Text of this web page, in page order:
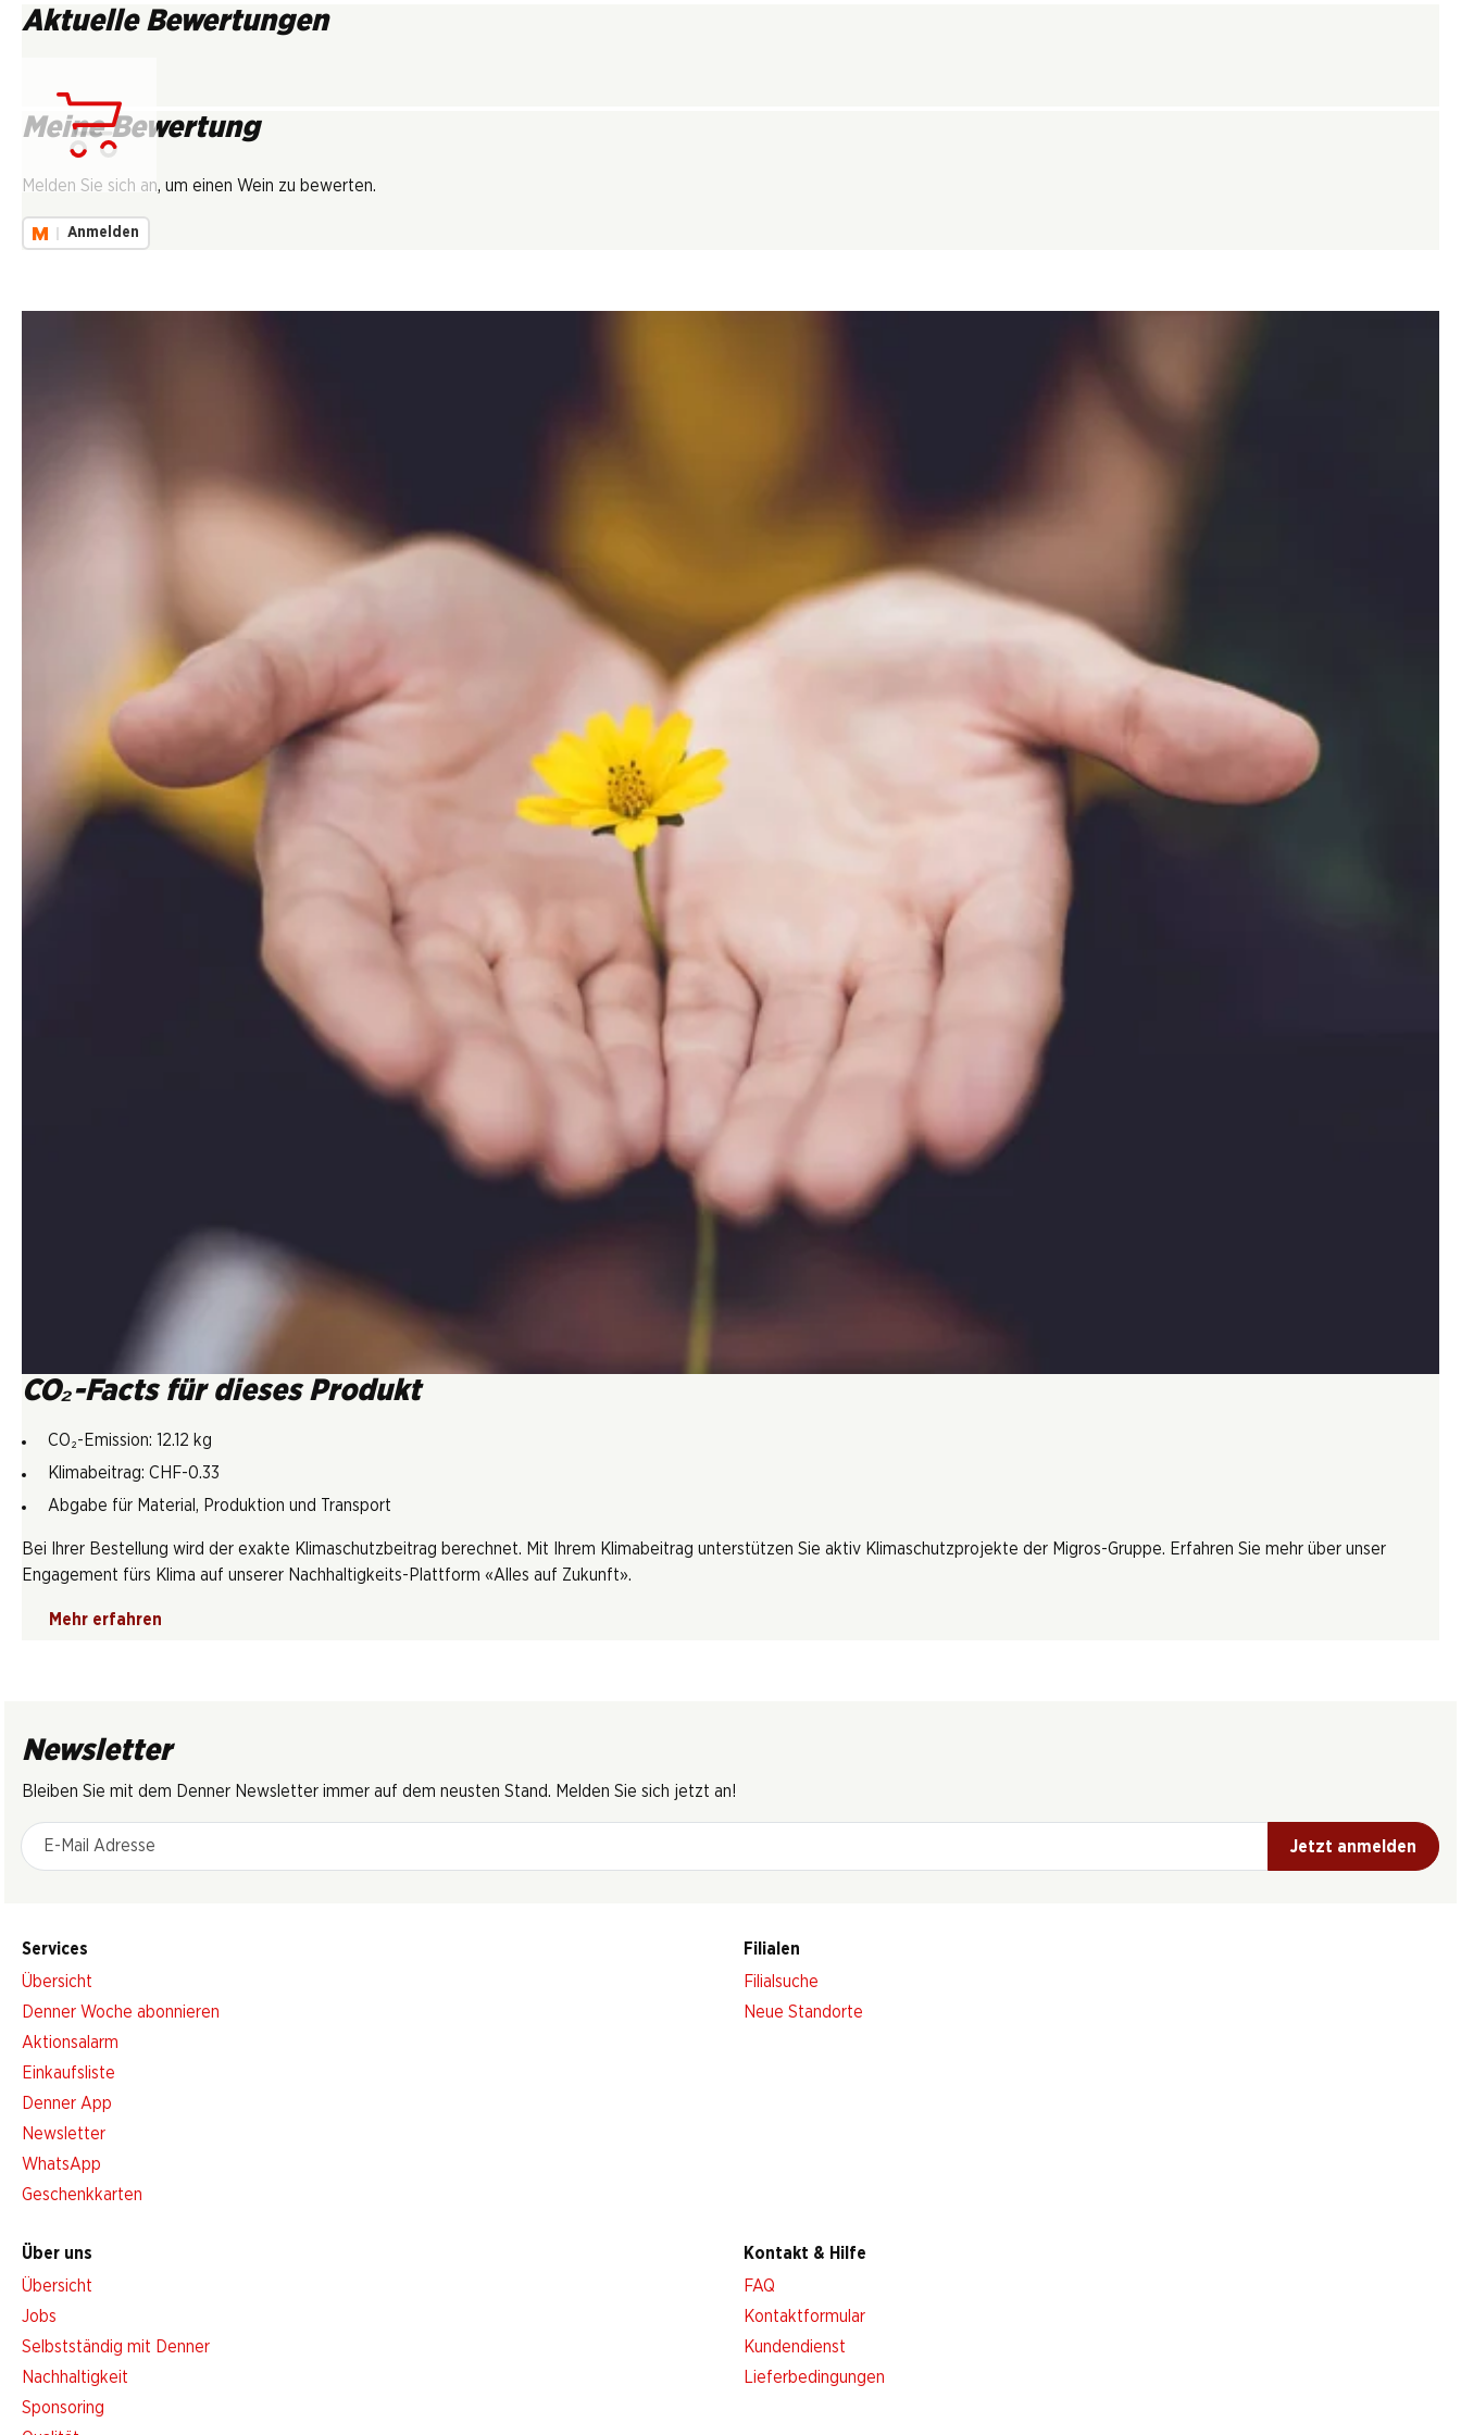
Aktuelle Bewertungen
Meine Bewertung
Melden Sie sich an, um einen Wein zu bewerten.
Anmelden
CO₂-Facts für dieses Produkt
CO₂-Emission: 12.12 kg
Klimabeitrag: CHF-0.33
Abgabe für Material, Produktion und Transport
Bei Ihrer Bestellung wird der exakte Klimaschutzbeitrag berechnet. Mit Ihrem Klimabeitrag unterstützen Sie aktiv Klimaschutzprojekte der Migros-Gruppe. Erfahren Sie mehr über unser
Engagement fürs Klima auf unserer Nachhaltigkeits-Plattform «Alles auf Zukunft».
Mehr erfahren
Newsletter
Bleiben Sie mit dem Denner Newsletter immer auf dem neusten Stand. Melden Sie sich jetzt an!
E-Mail Adresse
Jetzt anmelden
Services
Übersicht
Denner Woche abonnieren
Aktionsalarm
Einkaufsliste
Denner App
Newsletter
WhatsApp
Geschenkkarten
Filialen
Filialsuche
Neue Standorte
Über uns
Übersicht
Jobs
Selbstständig mit Denner
Nachhaltigkeit
Sponsoring
Kontakt & Hilfe
FAQ
Kontaktformular
Kundendienst
Lieferbedingungen